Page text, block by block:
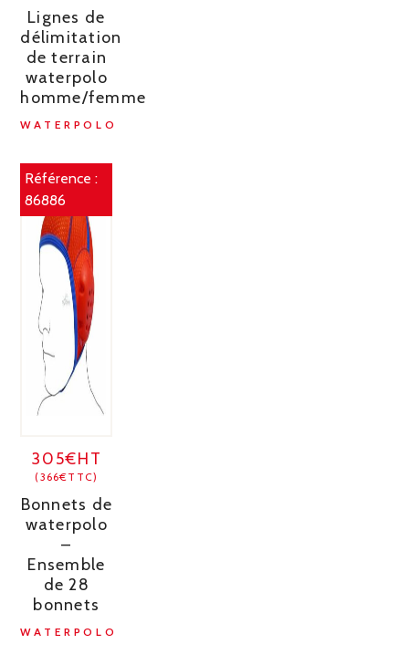
Lignes de
délimitation
de terrain
waterpolo
homme/femme
WATERPOLO
Référence :
86886
305€HT
(366€TTC)
Bonnets de
waterpolo
–
Ensemble
de 28
bonnets
WATERPOLO